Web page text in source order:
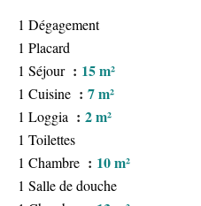
1 Dégagement
1 Placard
1 Séjour
15 m²
1 Cuisine 7 m²
1 Loggia 2 m²
1 Toilettes
1 Chambre
10 m²
1 Salle de douche